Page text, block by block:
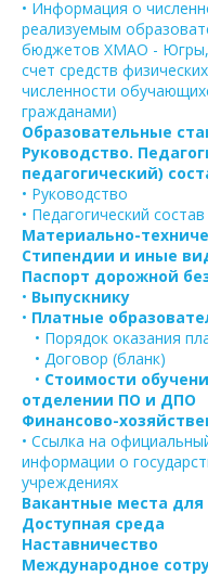
• Информация о
реализуемым
бюджетов ХМАО - Югры,
счет средств
численности
гражданами)
Образовательные
Руководство.
педагогический)
• Руководство
• Педагогический состав
Материально-
Стипендии и иные
Паспорт дорожной
• Выпускнику
• Платные
• Порядок оказания
• Договор (бланк)
• Стоимости
отделении ПО и ДПО
Финансово-
• Ссылка на
информации о
учреждениях
Вакантные места
Доступная среда
Наставничество
Международное